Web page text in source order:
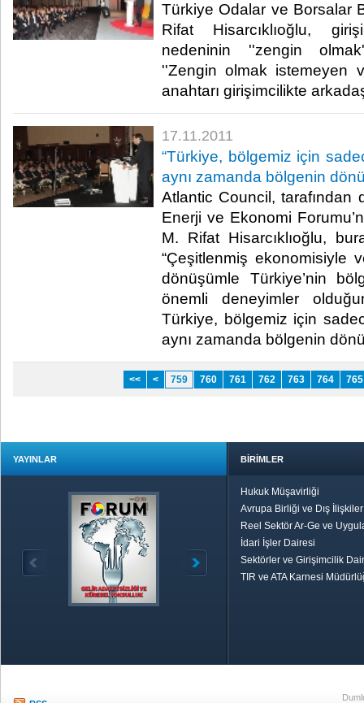
Türkiye Odalar ve Borsalar
Rifat Hisarcıklıoğlu,
nedeninin ''zengin
''Zengin olmak istemeyen
anahtarı girişimcilikte
17.11.2011
“Türkiye, bölgemiz için
aynı zamanda bölgenin
Atlantic Council, tarafından
Enerji ve Ekonomi
M. Rifat Hisarcıklıoğlu,
“Çeşitlenmiş ekonomisiyle
dönüşümle Türkiye’nin
önemli deneyimler
Türkiye, bölgemiz için
aynı zamanda bölgenin
<< < 759 760 761 762 763 764 765
YAYINLAR BİRİMLER
Hukuk Müşavirliği
Avrupa Birliği ve Dış
Reel Sektör Ar-Ge ve
İdari İşler Dairesi
Sektörler ve Girişimcilik
TIR ve ATA Karnesi